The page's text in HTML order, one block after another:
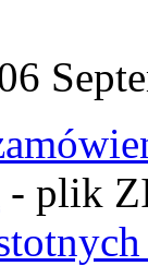
- plik